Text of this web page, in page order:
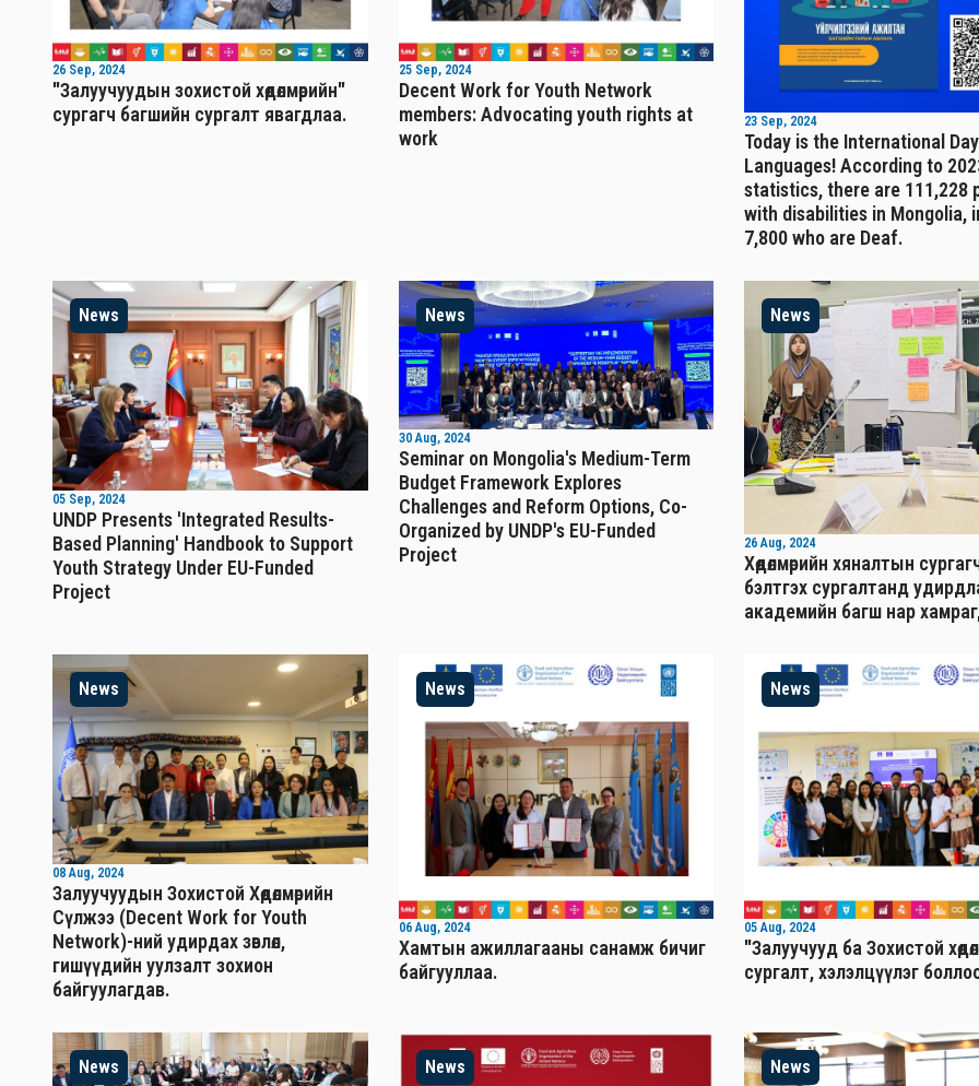
26 Sep, 2024
"Залуучуудын зохистой хөдөлмөрийн"
сургагч багшийн сургалт явагдлаа.
25 Sep, 2024
Decent Work for Youth Network
members: Advocating youth rights at
work
23 Sep, 2024
Today is the International
Languages! According to
statistics, there are 111,228
with disabilities in Mongolia,
7,800 who are Deaf.
News
05 Sep, 2024
UNDP Presents 'Integrated Results-
Based Planning' Handbook to Support
Youth Strategy Under EU-Funded
Project
News
30 Aug, 2024
Seminar on Mongolia's Medium-Term
Budget Framework Explores
Challenges and Reform Options, Co-
Organized by UNDP's EU-Funded
Project
News
26 Aug, 2024
Хөдөлмөрийн хяналтын
бэлтгэх сургалтанд
академийн багш нар
News
08 Aug, 2024
Залуучуудын Зохистой Хөдөлмөрийн
Сүлжээ (Decent Work for Youth
Network)-ний удирдах зөвлөл,
гишүүдийн уулзалт зохион
байгуулагдав.
News
06 Aug, 2024
Хамтын ажиллагааны санамж бичиг
байгууллаа.
News
05 Aug, 2024
"Залуучууд ба Зохистой
сургалт, хэлэлцүүлэг
News News News